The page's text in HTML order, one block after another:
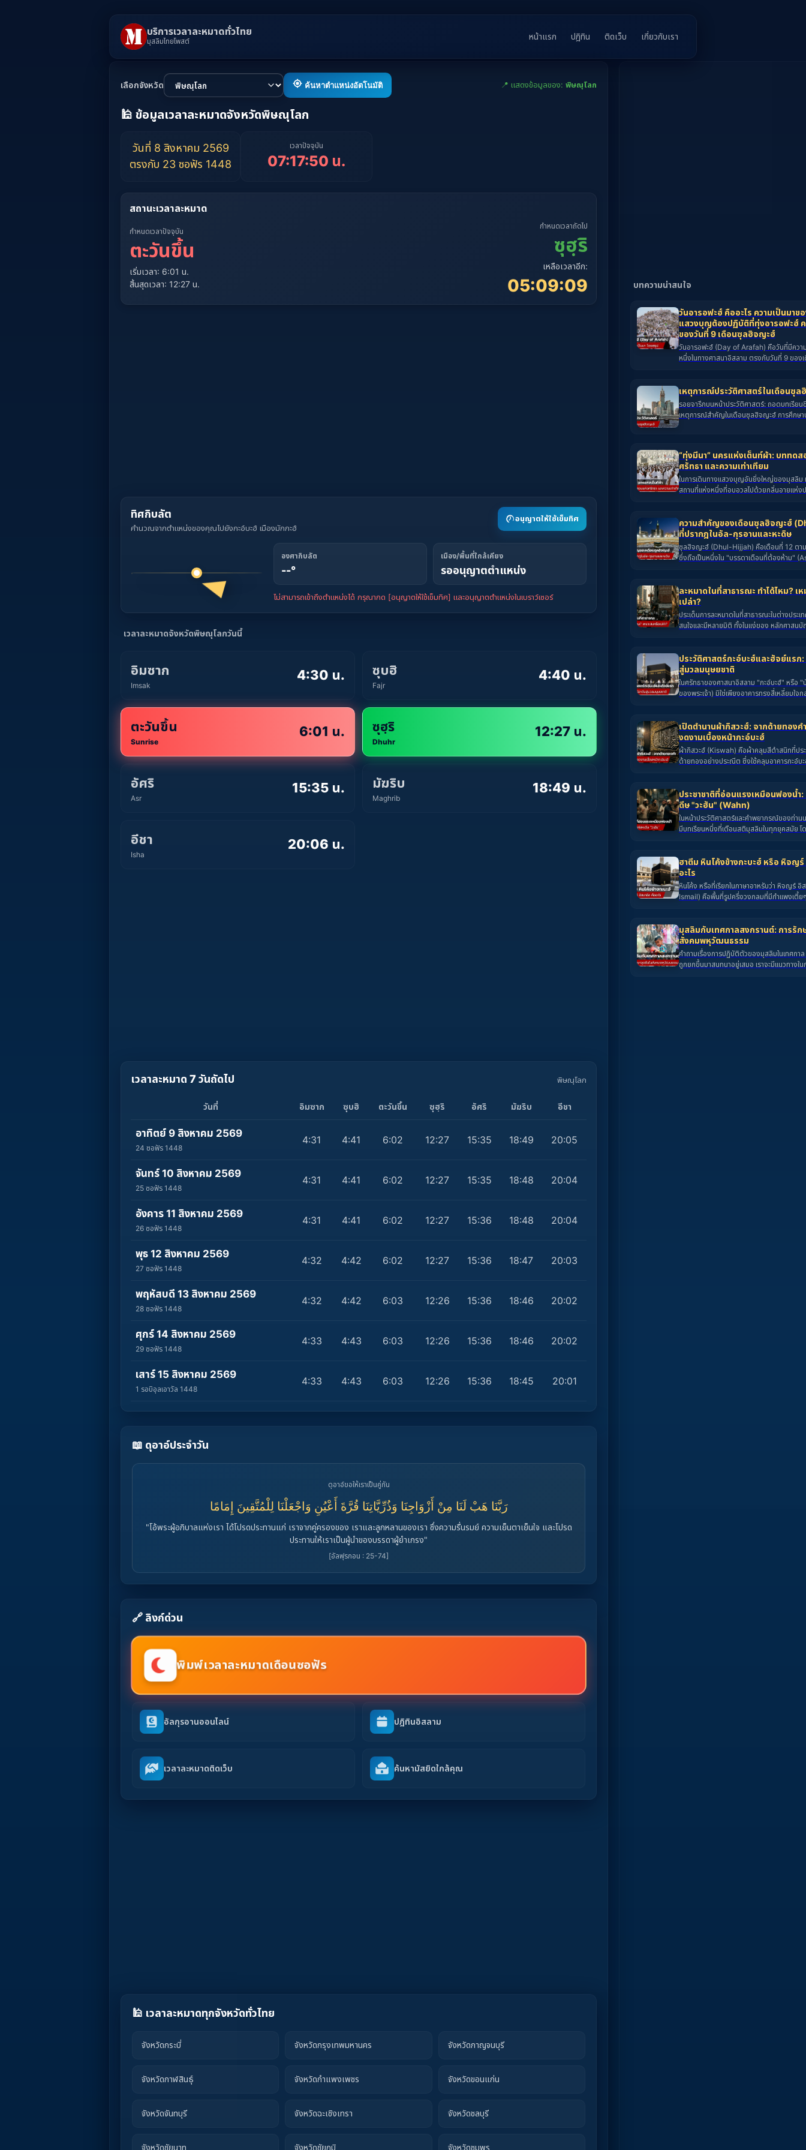
บริการเวลาละหมาดทั่วไทย
มุสลิมไทยโพสต์ หน้าแรก ปฎิทิน ติดเว็บ เกี่ยวกับเรา
เลือกจังหวัด ค้นหาตำแหน่งอัตโนมัติ 📍 แสดงข้อมูลของ: พิษณุโลก
🕌 ข้อมูลเวลาละหมาดจังหวัดพิษณุโลก
วันที่ 8 สิงหาคม 2569
ตรงกับ 23 ซอฟัร 1448
เวลาปัจจุบัน
07:17:51 น.
สถานะเวลาละหมาด
กำหนดเวลาปัจจุบัน
ตะวันขึ้น
เริ่มเวลา: 6:01 น.
สิ้นสุดเวลา: 12:27 น.
กำหนดเวลาถัดไป
ซุฮฺริ
เหลือเวลาอีก:
05:09:08
ทิศกิบลัต
คำนวณจากตำแหน่งของคุณไปยังกะอ์บะฮ์ เมืองมักกะฮ์
อนุญาตให้ใช้เข็มทิศ
องศากิบลัต
--°
เมือง/พื้นที่ใกล้เคียง
รออนุญาตตำแหน่ง
ไม่สามารถเข้าถึงตำแหน่งได้ กรุณากด [อนุญาตให้ใช้เข็มทิศ] และอนุญาตตำแหน่งในเบราว์เซอร์
เวลาละหมาดจังหวัดพิษณุโลกวันนี้
อิมซาก
Imsak
4:30 น. ซุบฮิ
Fajr
4:40 น.
ตะวันขึ้น
Sunrise
6:01 น. ซุฮฺริ
Dhuhr
12:27 น.
อัศริ
Asr
15:35 น. มัฆริบ
Maghrib
18:49 น.
อีชา
Isha
20:06 น.
เวลาละหมาด 7 วันถัดไป พิษณุโลก
วันที่ อิมซาก ซุบฮิ ตะวันขึ้น ซุฮฺริ อัศริ มัฆริบ อีชา
อาทิตย์ 9 สิงหาคม 2569
24 ซอฟัร 1448
4:31 4:41 6:02 12:27 15:35 18:49 20:05
จันทร์ 10 สิงหาคม 2569
25 ซอฟัร 1448
4:31 4:41 6:02 12:27 15:35 18:48 20:04
อังคาร 11 สิงหาคม 2569
26 ซอฟัร 1448
4:31 4:41 6:02 12:27 15:36 18:48 20:04
พุธ 12 สิงหาคม 2569
27 ซอฟัร 1448
4:32 4:42 6:02 12:27 15:36 18:47 20:03
พฤหัสบดี 13 สิงหาคม 2569
28 ซอฟัร 1448
4:32 4:42 6:03 12:26 15:36 18:46 20:02
ศุกร์ 14 สิงหาคม 2569
29 ซอฟัร 1448
4:33 4:43 6:03 12:26 15:36 18:46 20:02
เสาร์ 15 สิงหาคม 2569
1 รอบิอุลเอาวัล 1448
4:33 4:43 6:03 12:26 15:36 18:45 20:01
📖 ดุอาอ์ประจำวัน
ดุอาอ์ขอให้เราเป็นคู่กัน
رَبَّنَا هَبْ لَنَا مِنْ أَزْوَاجِنَا وَذُرِّيَّاتِنَا قُرَّةَ أَعْيُنِ وَاجْعَلْنَا لِلْمُتَّقِينَ إِمَامًا
"โอ้พระผู้อภิบาลแห่งเรา ได้โปรดประทานแก่ เราจากคู่ครองของ เราและลูกหลานของเรา ซึ่งความรื่นรมย์ ความเย็นตาเย็นใจ และโปรด
ประทานให้เราเป็นผู้นำของบรรดาผู้ยำเกรง"
[อัลฟุรกอน : 25-74]
🔗 ลิงก์ด่วน
พิมพ์เวลาละหมาดเดือนซอฟัร
อัลกุรอานออนไลน์ ปฎิทินอิสลาม
เวลาละหมาดติดเว็บ ค้นหามัสยิดใกล้คุณ
🕌 เวลาละหมาดทุกจังหวัดทั่วไทย
จังหวัดกระบี่ จังหวัดกรุงเทพมหานคร จังหวัดกาญจนบุรี
จังหวัดกาฬสินธุ์ จังหวัดกำแพงเพชร จังหวัดขอนแก่น
จังหวัดจันทบุรี จังหวัดฉะเชิงเทรา จังหวัดชลบุรี
จังหวัดชัยนาท จังหวัดชัยภูมิ จังหวัดชุมพร
บทความน่าสนใจ
วันอารอฟะฮ์ คืออะไร ความเป็นมา
แสวงบุญต้องปฏิบัติที่ทุ่งอารอฟะฮ์ ค
ของวันที่ 9 เดือนซุลฮิจญะฮ์
วันอารอฟะฮ์ (Day of Arafah) คือวันที่มีคว
หนึ่งในทางศาสนาอิสลาม ตรงกับวันที่ 9 ขอ
ทุกคนจะมารวมตัวกัน ณ ทุ่งอารอฟะฮ์
เหตุการณ์ประวัติศาสตร์ในเดือนซุล
รอยจารึกบนหน้าประวัติศาสตร์: ถอดบทเรียน
เหตุการณ์สำคัญในเดือนซุลฮิจญะฮ์ การศึกษา
บรรดาเดือนทั้งหลาย เดือนซุลฮิจญะฮ์ คือเดื
พลิกผันและสร้างรากฐานสำคัญให้แก่อิสลาม
“ทุ่งมีนา” นครแห่งเต็นท์ผ้า: บททด
ศรัทธา และความเท่าเทียม
ในการเดินทางแสวงบุญอันยิ่งใหญ่ของมุสลิ
สถานที่แห่งหนึ่งที่อบอวลไปด้วยกลิ่นอายแห่ง
"เมืองแห่งเต็นท์" หุบเขาเล็กๆ ทางทิศตะวันอ
แห่งนี้ แม้จะไม่ได้มีพื้นที่กว้างขวางใหญ่โต ทว่า
บัญญัติและหน้าประวัติศาสตร์อิสลาม มีนาคือ
ศักดิ์สิทธิ์ที่รองรับหัวใจอันเปี่ยมด้วยศรัทธา
ความสำคัญของเดือนซุลฮิจญะฮ์
ที่ปรากฎในอัล-กุรอานและหะดิษ
ซุลฮิจญะฮ์ (Dhul-Hijjah) คือเดือนที่ 12 ตา
ซึ่งถือเป็นหนึ่งใน "บรรดาเดือนที่ต้องห้าม"
ละหมาดในที่สาธารณะ ทำได้ไหม? เ
เปล่า?
ประเด็นการละหมาดในที่สาธารณะในต่างประเ
สนใจและมีหลายมิติ ทั้งในแง่ของ หลักศาส
ประวัติศาสตร์กะอ์บะฮ์และฮัจย์แรก
สู่มวลมนุษยชาติ
ในศรัทธาของศาสนาอิสลาม "กะอ์บะฮ์" หรือ
ของพระเจ้า) มิใช่เพียงอาคารทรงสี่เหลี่ยมใจ
เปิดตำนานผ้ากิสวะฮ์: จากด้ายทองค
งดงามเบื้องหน้ากะอ์บะฮ์
ผ้ากิสวะฮ์ (Kiswah) คือผ้าคลุมสีดำสนิทที่ปร
ด้ายทองอย่างประณีต ซึ่งใช้คลุมอาคารกะอ์
ประชาชาติที่อ่อนแรงเหมือนฟองน้ำ
ดีษ "วะฮัน" (Wahn)
ในหน้าประวัติศาสตร์และคำพยากรณ์ของท่า
มีบทเรียนหนึ่งที่เตือนสติมุสลิมในทุกยุคสมัย โ
ภาพสถานการณ์ที่น่าสะพรึงกลัวแต่แฝงด้วยสั
ลึกซึ้ง
ฮาตีม หินโค้งข้างกะบะฮ์ หรือ หิจญ
อะไร
หินโค้ง หรือที่เรียกในภาษาอาหรับว่า หิจญร์ อิ
Ismail) คือพื้นที่รูปครึ่งวงกลมที่มีกำแพงเตี้
อิสลาม เพราะถือว่าเป็น "ส่วนหนึ่งของกะบะฮ์"
มุสลิมกับเทศกาลสงกรานต์: การรัก
สังคมพหุวัฒนธรรม
คำถามเรื่องการปฏิบัติตัวของมุสลิมในเทศกา
ถูกยกขึ้นมาสนทนาอยู่เสมอ เราจะมีแนวทางใน